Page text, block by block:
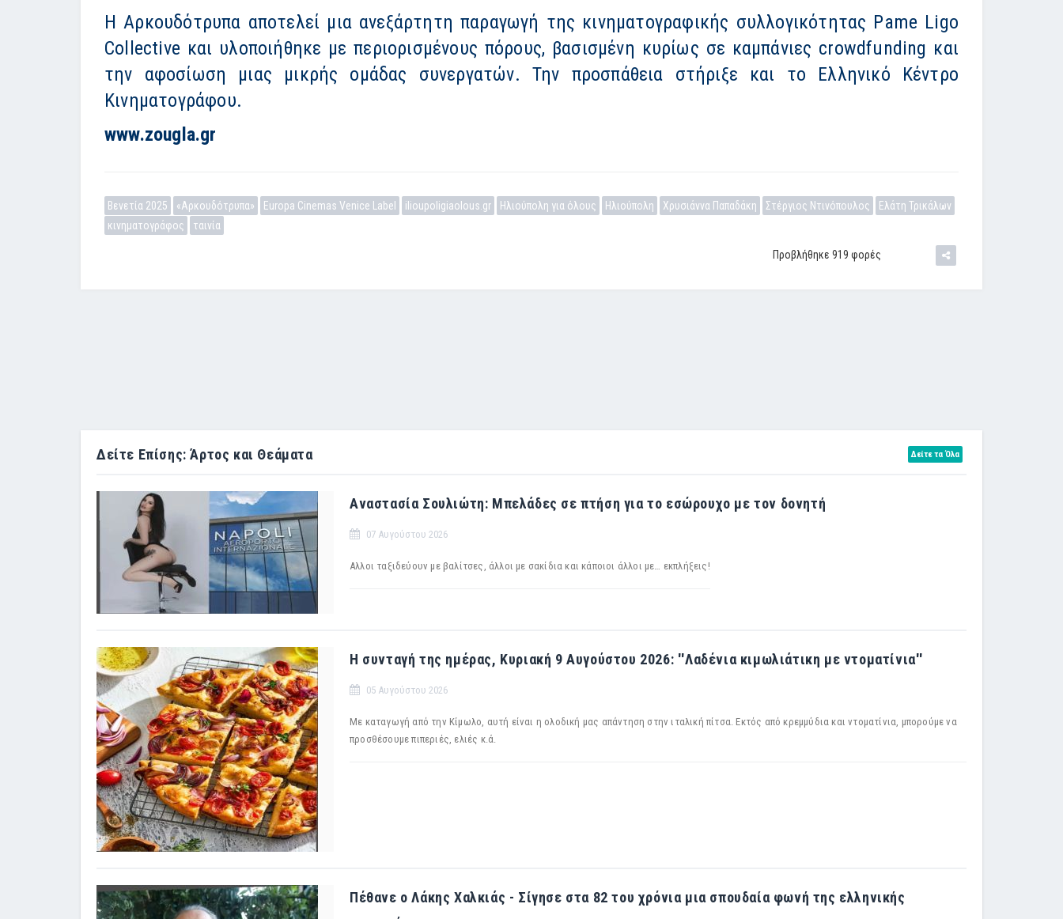
Η Αρκουδότρυπα αποτελεί μια ανεξάρτητη παραγωγή της κινηματογραφικής συλλογικότητας Pame Ligo
Collective και υλοποιήθηκε με περιορισμένους πόρους, βασισμένη κυρίως σε καμπάνιες crowdfunding και
την αφοσίωση μιας μικρής ομάδας συνεργατών. Την προσπάθεια στήριξε και το Ελληνικό Κέντρο
Κινηματογράφου.
www.zougla.gr
Βενετία 2025 «Αρκουδότρυπα» Europa Cinemas Venice Label ilioupoligiaolous.gr Ηλιούπολη για όλους Ηλιούπολη Χρυσιάννα Παπαδάκη Στέργιος Ντινόπουλος
Ελάτη Τρικάλων
κινηματογράφος
ταινία
Προβλήθηκε 919 φορές
Δείτε Επίσης: Άρτος και Θεάματα Δείτε τα Όλα
Αναστασία Σουλιώτη: Μπελάδες σε πτήση για το εσώρουχο με τον δονητή
07 Αυγούστου 2026
Αλλοι ταξιδεύουν με βαλίτσες, άλλοι με σακίδια και κάποιοι άλλοι με… εκπλήξεις!
Η συνταγή της ημέρας, Κυριακή 9 Αυγούστου 2026: ''Λαδένια κιμωλιάτικη με ντοματίνια''
05 Αυγούστου 2026
Με καταγωγή από την Κίμωλο, αυτή είναι η ολοδική μας απάντηση στην ιταλική πίτσα. Εκτός από κρεμμύδια και ντοματίνια, μπορούμε να
προσθέσουμε πιπεριές, ελιές κ.ά.
Πέθανε ο Λάκης Χαλκιάς - Σίγησε στα 82 του χρόνια μια σπουδαία φωνή της ελληνικής